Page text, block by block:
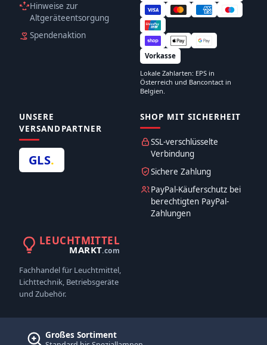
Hinweise zur
Altgeräteentsorgung
Spendenaktion
Vorkasse
Lokale Zahlarten: EPS in
Österreich und Bancontact in
Belgien.
UNSERE
VERSANDPARTNER
GLS.
SHOP MIT SICHERHEIT
SSL-verschlüsselte
Verbindung
Sichere Zahlung
PayPal-Käuferschutz bei
berechtigten PayPal-
Zahlungen
LEUCHTMITTEL
MARKT.com
Fachhandel für Leuchtmittel,
Lichttechnik, Betriebsgeräte
und Zubehör.
Großes Sortiment